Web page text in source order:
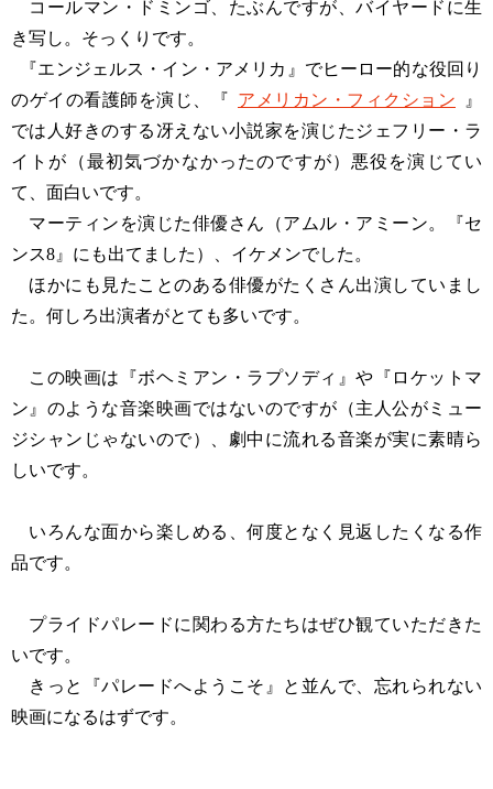
コールマン・ドミンゴ、たぶんですが、バイヤードに生
き写し。そっくりです。
『エンジェルス・イン・アメリカ』でヒーロー的な役回り
のゲイの看護師を演じ、『 アメリカン・フィクション
』
では人好きのする冴えない小説家を演じたジェフリー・ラ
イトが（最初気づかなかったのですが）悪役を演じてい
て、面白いです。
マーティンを演じた俳優さん（アムル・アミーン。『セ
ンス8』にも出てました）、イケメンでした。
ほかにも見たことのある俳優がたくさん出演していまし
た。何しろ出演者がとても多いです。
この映画は『ボヘミアン・ラプソディ』や『ロケットマ
ン』のような音楽映画ではないのですが（主人公がミュー
ジシャンじゃないので）、劇中に流れる音楽が実に素晴ら
しいです。
いろんな面から楽しめる、何度となく見返したくなる作
品です。
プライドパレードに関わる方たちはぜひ観ていただきた
いです。
きっと『パレードへようこそ』と並んで、忘れられない
映画になるはずです。